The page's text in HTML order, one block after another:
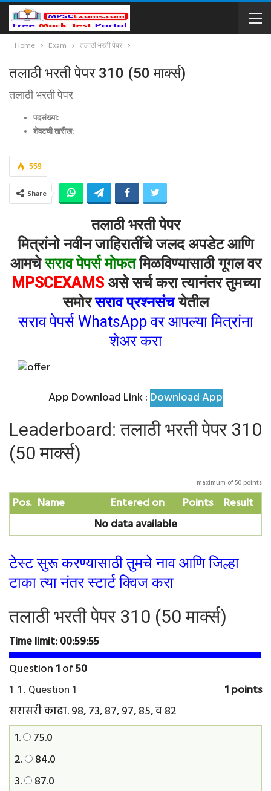
Home Exam तलाठी भरती पेपर
तलाठी भरती पेपर 310 (50 मार्क्स)
तलाठी भरती पेपर
पदसंख्या:
शेवटची तारीख:
559
Share
तलाठी भरती पेपर
मित्रांनो नवीन जाहिरातींचे जलद अपडेट आणि
आमचेसराव पेपर्स मोफतमिळविण्यासाठी गूगल वर
MPSCEXAMS असे सर्च करा त्यानंतर तुमच्या
समोरसराव प्रश्नसंचयेतील
सराव पेपर्स WhatsApp वर आपल्या मित्रांना
शेअर करा
App Download Link : Download App
Leaderboard: तलाठी भरती पेपर 310
(50 मार्क्स)
maximum of 50 points
Pos. Name Entered on Points
Result
No data available
टेस्ट सुरू करण्यासाठी तुमचे नाव आणि जिल्हा
टाका त्या नंतर स्टार्ट क्विज करा
तलाठी भरती पेपर 310 (50 मार्क्स)
Time limit:00:59:54
Question 1of50
1 1 . Question 1
1 points
सरासरी काढा. ९८, ७३, ८७, ९७, ८५, व ८२
1.
75.0
2.
84.0
3.
87.0